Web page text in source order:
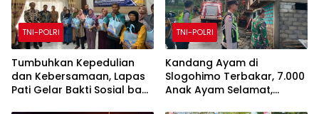
TNI-POLRI
Tumbuhkan Kepedulian
dan Kebersamaan, Lapas
Pati Gelar Bakti Sosial bagi
TNI-POLRI
Kandang Ayam di
Slogohimo Terbakar, 7.000
Anak Ayam Selamat,